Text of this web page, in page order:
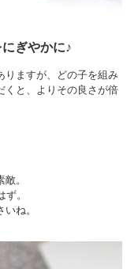
ぎやかに♪
りますが、どの子を組み
くと、よりその良さが倍
。
。
ね。